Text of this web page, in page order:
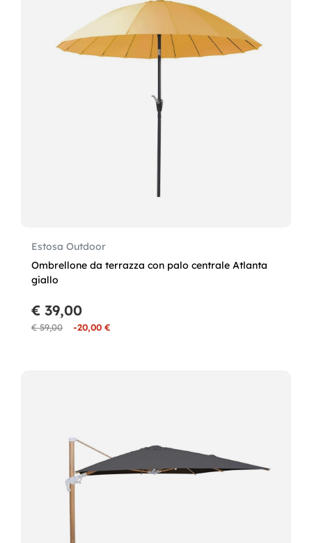
Estosa Outdoor
Ombrellone da terrazza con palo centrale Atlanta
giallo
€ 59,00 -20,00 €
€ 39,00